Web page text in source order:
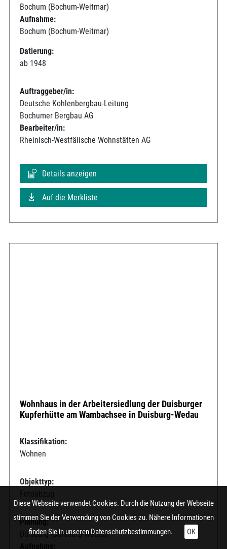
Bochum (Bochum-Weitmar)
Aufnahme:
Bochum (Bochum-Weitmar)
Datierung:
ab 1948
Auftraggeber/in:
Deutsche Kohlenbergbau-Leitung
Bochumer Bergbau AG
Bearbeiter/in:
Rheinisch-Westfälische Wohnstätten AG
Details anzeigen
Auf die Merkliste
Wohnhaus in der Arbeitersiedlung der Duisburger
Kupferhütte am Wambachsee in Duisburg-Wedau
Klassifikation:
Wohnen
Objekttyp:
Planung:
Duisburg (Duisburg-Wedau)
Diese Webseite verwendet Cookies. Durch die Nutzung der Webseite
stimmen Sie der Verwendung von Cookies zu. Nähere Informationen
finden Sie in unseren Datenschutzbestimmungen. OK